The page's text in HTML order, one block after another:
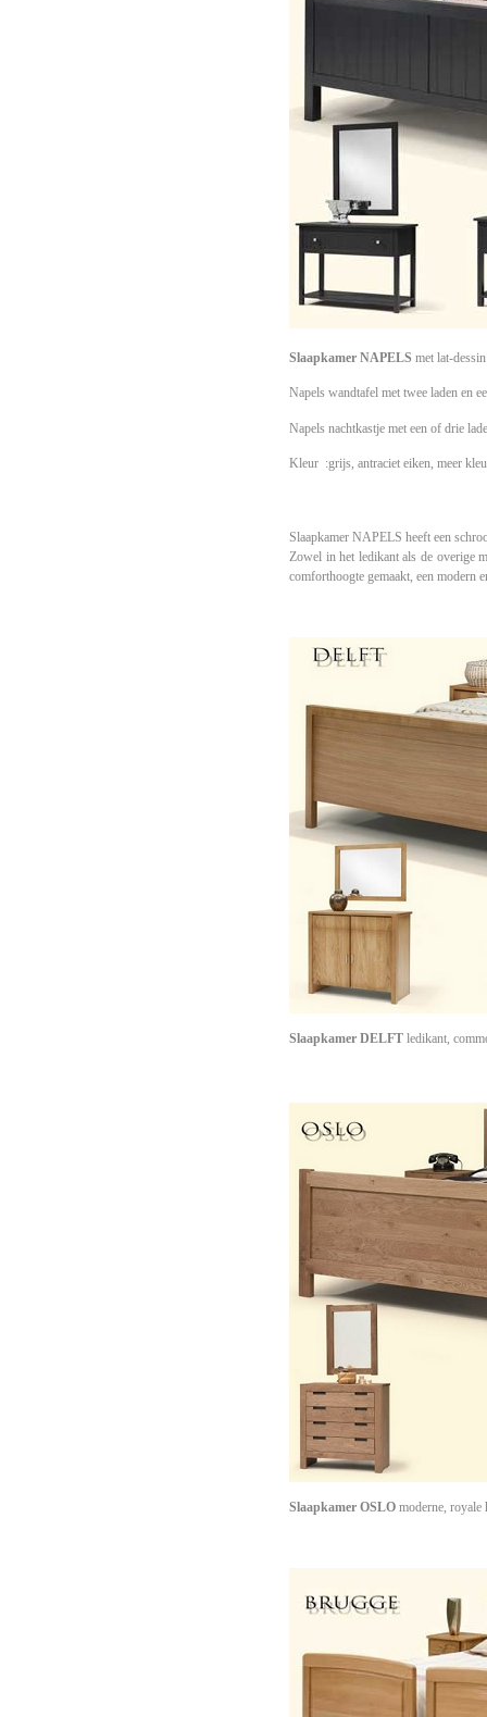
Slaapkamer NAPELS met lat-dessin
Napels wandtafel met twee laden en
Napels nachtkastje met een of drie
Kleur :grijs, antraciet eiken, meer
Slaapkamer NAPELS heeft een
Zowel in het ledikant als de overige
comforthoogte gemaakt, een modern
Slaapkamer DELFT ledikant,
Slaapkamer OSLO moderne, royale